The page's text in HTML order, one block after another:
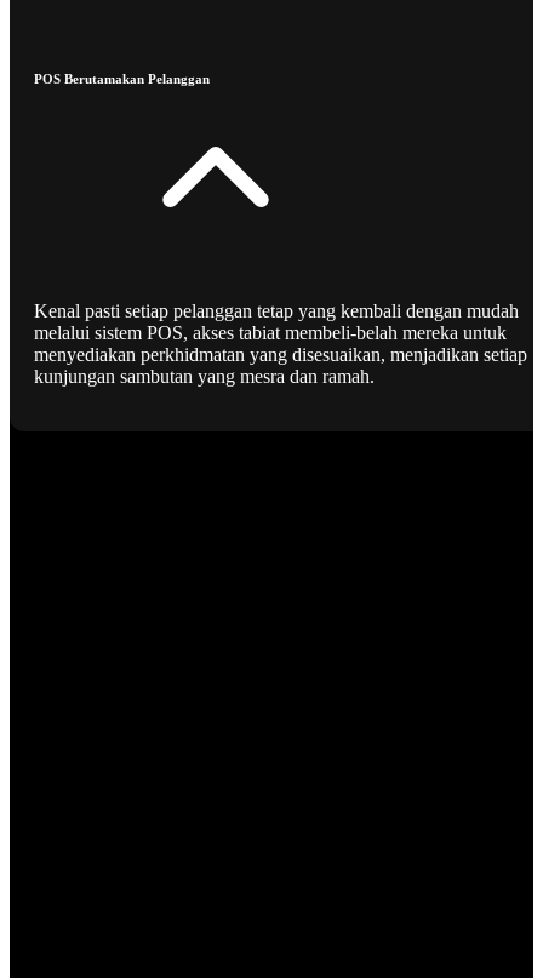
POS Berutamakan Pelanggan
Kenal pasti setiap pelanggan tetap yang kembali dengan mudah
melalui sistem POS, akses tabiat membeli-belah mereka untuk
menyediakan perkhidmatan yang disesuaikan, menjadikan setiap
kunjungan sambutan yang mesra dan ramah.